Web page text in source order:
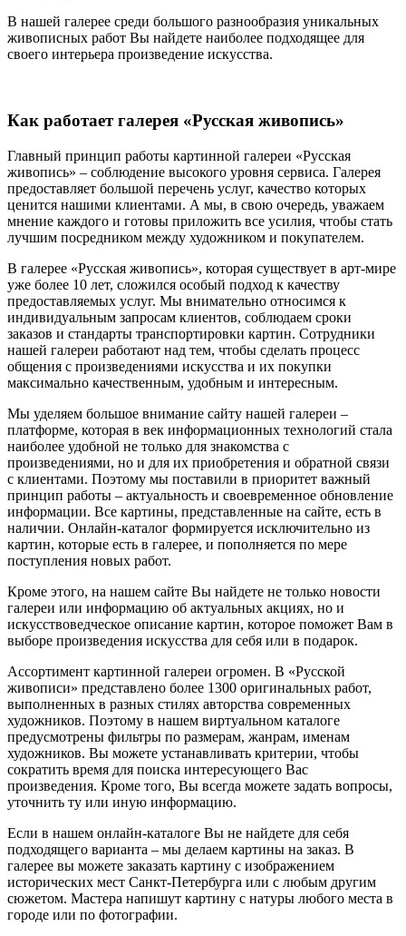
В нашей галерее среди большого разнообразия уникальных
живописных работ Вы найдете наиболее подходящее для
своего интерьера произведение искусства.
Как работает галерея «Русская живопись»
Главный принцип работы картинной галереи «Русская
живопись» – соблюдение высокого уровня сервиса. Галерея
предоставляет большой перечень услуг, качество которых
ценится нашими клиентами. А мы, в свою очередь, уважаем
мнение каждого и готовы приложить все усилия, чтобы стать
лучшим посредником между художником и покупателем.
В галерее «Русская живопись», которая существует в арт-мире
уже более 10 лет, сложился особый подход к качеству
предоставляемых услуг. Мы внимательно относимся к
индивидуальным запросам клиентов, соблюдаем сроки
заказов и стандарты транспортировки картин. Сотрудники
нашей галереи работают над тем, чтобы сделать процесс
общения с произведениями искусства и их покупки
максимально качественным, удобным и интересным.
Мы уделяем большое внимание сайту нашей галереи –
платформе, которая в век информационных технологий стала
наиболее удобной не только для знакомства с
произведениями, но и для их приобретения и обратной связи
с клиентами. Поэтому мы поставили в приоритет важный
принцип работы – актуальность и своевременное обновление
информации. Все картины, представленные на сайте, есть в
наличии. Онлайн-каталог формируется исключительно из
картин, которые есть в галерее, и пополняется по мере
поступления новых работ.
Кроме этого, на нашем сайте Вы найдете не только новости
галереи или информацию об актуальных акциях, но и
искусствоведческое описание картин, которое поможет Вам в
выборе произведения искусства для себя или в подарок.
Ассортимент картинной галереи огромен. В «Русской
живописи» представлено более 1300 оригинальных работ,
выполненных в разных стилях авторства современных
художников. Поэтому в нашем виртуальном каталоге
предусмотрены фильтры по размерам, жанрам, именам
художников. Вы можете устанавливать критерии, чтобы
сократить время для поиска интересующего Вас
произведения. Кроме того, Вы всегда можете задать вопросы,
уточнить ту или иную информацию.
Если в нашем онлайн-каталоге Вы не найдете для себя
подходящего варианта – мы делаем картины на заказ. В
галерее вы можете заказать картину с изображением
исторических мест Санкт-Петербурга или с любым другим
сюжетом. Мастера напишут картину с натуры любого места в
городе или по фотографии.